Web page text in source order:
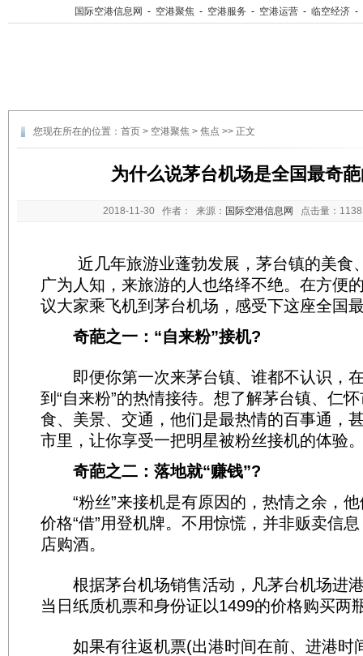
国际空港信息网 - 空港聚焦 - 空港服务 - 空港运营 - 临空经济 -
您现在所在的位置： 首页 > 空港聚焦 > 焦点 >> 正文
为什么说茅台机场是全国最奇
2018-11-30 作者： 来源： 国际空港信息网 点击量：
近几年旅游业蓬勃发展，茅台镇的美食
广为人知，来旅游的人也络绎不绝。在方便
议大家乘飞机到茅台机场，感受下这座全国
奇葩之一：“自来粉”接机?
即便你第一次来茅台镇、谁都不认识，
到“自来粉”的热情接待。想了解茅台镇、仁
食、美景、交通，他们是最热情的百事通，
市里，让你享受一把明星被粉丝接机的体验
奇葩之二：落地就“赚钱”?
“粉丝”来接机是有原因的，热情之余，他
价格“借”用登机牌。不用惊慌，并非贩卖信
店购酒。
根据茅台机场销售活动，凡茅台机场进
当日纸质机票和身份证以1499的价格购买两
如果有往返机票(出港时间在前、进港时